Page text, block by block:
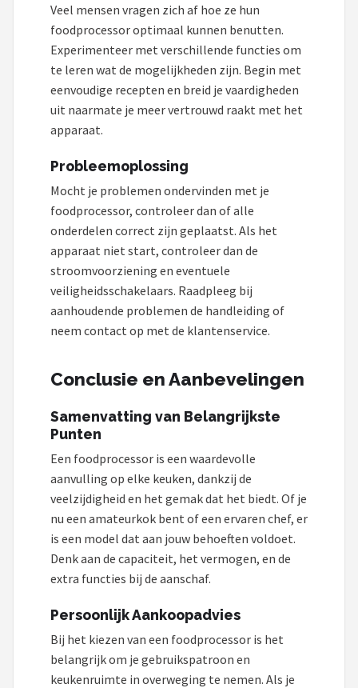
Veel mensen vragen zich af hoe ze hun
foodprocessor optimaal kunnen benutten.
Experimenteer met verschillende functies om
te leren wat de mogelijkheden zijn. Begin met
eenvoudige recepten en breid je vaardigheden
uit naarmate je meer vertrouwd raakt met het
apparaat.
Probleemoplossing
Mocht je problemen ondervinden met je
foodprocessor, controleer dan of alle
onderdelen correct zijn geplaatst. Als het
apparaat niet start, controleer dan de
stroomvoorziening en eventuele
veiligheidsschakelaars. Raadpleeg bij
aanhoudende problemen de handleiding of
neem contact op met de klantenservice.
Conclusie en Aanbevelingen
Samenvatting van Belangrijkste
Punten
Een foodprocessor is een waardevolle
aanvulling op elke keuken, dankzij de
veelzijdigheid en het gemak dat het biedt. Of je
nu een amateurkok bent of een ervaren chef, er
is een model dat aan jouw behoeften voldoet.
Denk aan de capaciteit, het vermogen, en de
extra functies bij de aanschaf.
Persoonlijk Aankoopadvies
Bij het kiezen van een foodprocessor is het
belangrijk om je gebruikspatroon en
keukenruimte in overweging te nemen. Als je